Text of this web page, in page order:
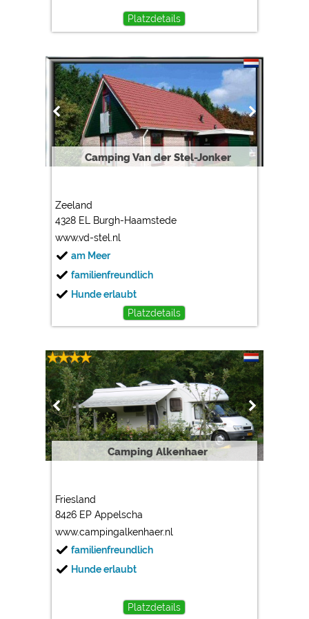
Platzdetails
Camping Van der Stel-Jonker
Zeeland
4328 EL Burgh-Haamstede
www.vd-stel.nl
am Meer
familienfreundlich
Hunde erlaubt
Platzdetails
Camping Alkenhaer
Friesland
8426 EP Appelscha
www.campingalkenhaer.nl
familienfreundlich
Hunde erlaubt
Platzdetails